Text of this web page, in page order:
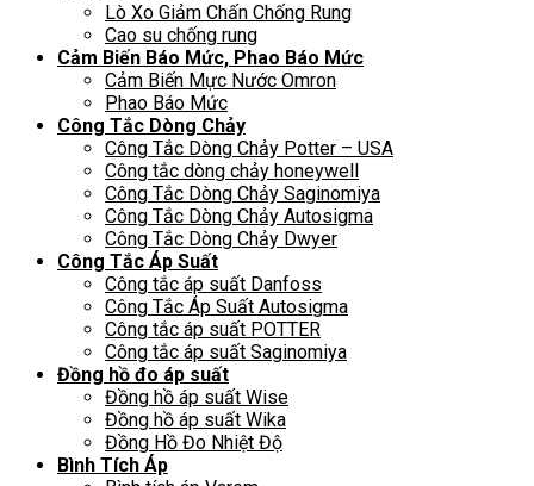
Lò Xo Giảm Chấn Chống Rung
Cao su chống rung
Cảm Biến Báo Mức, Phao Báo Mức
Cảm Biến Mực Nước Omron
Phao Báo Mức
Công Tắc Dòng Chảy
Công Tắc Dòng Chảy Potter – USA
Công tắc dòng chảy honeywell
Công Tắc Dòng Chảy Saginomiya
Công Tắc Dòng Chảy Autosigma
Công Tắc Dòng Chảy Dwyer
Công Tắc Áp Suất
Công tắc áp suất Danfoss
Công Tắc Áp Suất Autosigma
Công tắc áp suất POTTER
Công tắc áp suất Saginomiya
Đồng hồ đo áp suất
Đồng hồ áp suất Wise
Đồng hồ áp suất Wika
Đồng Hồ Đo Nhiệt Độ
Bình Tích Áp